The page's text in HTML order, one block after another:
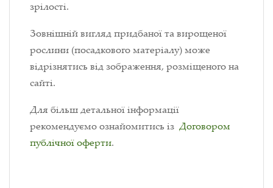
зрілості.
Зовнішній вигляд придбаної та вирощеної
рослини (посадкового матеріалу) може
відрізнятись від зображення, розміщеного на
сайті.
Для більш детальної інформації
рекомендуємо ознайомитись із Договором
публічної оферти.